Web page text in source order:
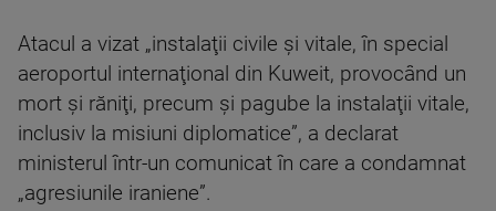
Atacul a vizat „instalaţii civile şi vitale, în special
aeroportul internaţional din Kuweit, provocând un
mort şi răniţi, precum şi pagube la instalaţii vitale,
inclusiv la misiuni diplomatice”, a declarat
ministerul într-un comunicat în care a condamnat
„agresiunile iraniene”.